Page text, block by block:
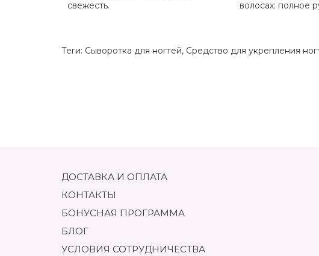
свежесть.
волосах: полное
Теги: Сыворотка для ногтей, Средство для укрепления
ДОСТАВКА И ОПЛАТА
КОНТАКТЫ
БОНУСНАЯ ПРОГРАММА
БЛОГ
УСЛОВИЯ СОТРУДНИЧЕСТВА